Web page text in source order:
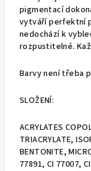
pigmentací
vytváří perfektní
nedochází k
rozpustitelné.
Barvy není třeba
SLOŽENÍ:
ACRYLATES
TRIACRYLATE,
BENTONITE,
77891, CI 77007,